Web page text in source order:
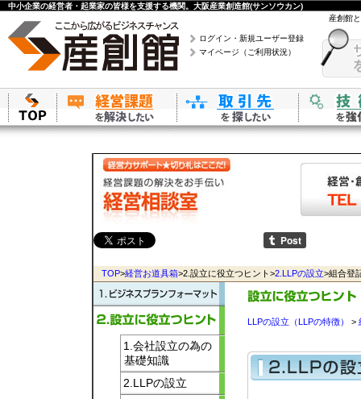
中小企業の経営者・起業家の皆様を支援する機関。大阪産業創造館(サンソウカン)
ログイン・新規ユーザー登録
マイページ（ご利用状況）
産創館
TOP>経営お道具箱>2.設立に役立つヒント>2.LLPの設立>組合登
1.会社設立の為の
基礎知識
2.LLPの設立
LLPの設立（LLPの特徴） >